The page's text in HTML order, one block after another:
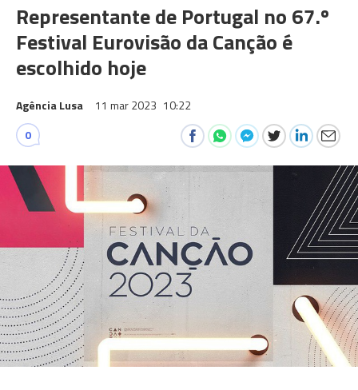
Representante de Portugal no 67.º
Festival Eurovisão da Canção é
escolhido hoje
Agência Lusa 11 mar 2023 10:22
0